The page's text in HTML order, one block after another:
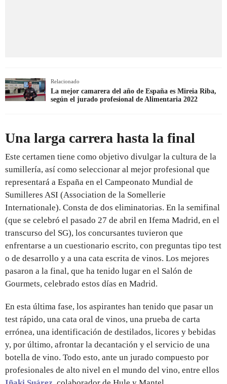
Relacionado
La mejor camarera del año de España es Mireia Riba,
según el jurado profesional de Alimentaria 2022
Una larga carrera hasta la final
Este certamen tiene como objetivo divulgar la cultura de la
sumillería, así como seleccionar al mejor profesional que
representará a España en el Campeonato Mundial de
Sumilleres ASI (Association de la Somellerie
Internationale). Consta de dos eliminatorias. En la semifinal
(que se celebró el pasado 27 de abril en Ifema Madrid, en el
transcurso del SG), los concursantes tuvieron que
enfrentarse a un cuestionario escrito, con preguntas tipo test
o de desarrollo y a una cata escrita de vinos. Los mejores
pasaron a la final, que ha tenido lugar en el Salón de
Gourmets, celebrado estos días en Madrid.
En esta última fase, los aspirantes han tenido que pasar un
test rápido, una cata oral de vinos, una prueba de carta
errónea, una identificación de destilados, licores y bebidas
y, por último, afrontar la decantación y el servicio de una
botella de vino. Todo esto, ante un jurado compuesto por
profesionales de alto nivel en el mundo del vino, entre ellos